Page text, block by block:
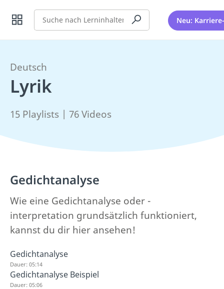
Suche Neu:
Deutsch
Lyrik
15 Playlists | 76 Videos
Gedichtanalyse
Wie eine Gedichtanalyse oder -
interpretation grundsätzlich funktioniert,
kannst du dir hier ansehen!
Gedichtanalyse
Dauer: 05:14
Gedichtanalyse Beispiel
Dauer: 05:06